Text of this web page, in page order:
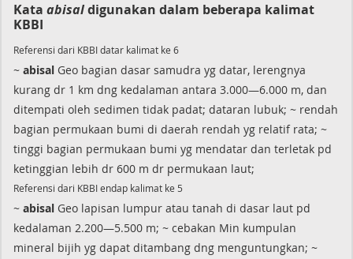
Kata abisaldigunakan dalam beberapa kalimat
KBBI
Referensi dari KBBI datar kalimat ke 6
~ abisal Geo bagian dasar samudra yg datar, lerengnya
kurang dr 1 km dng kedalaman antara 3.000—6.000 m, dan
ditempati oleh sedimen tidak padat; dataran lubuk; ~ rendah
bagian permukaan bumi di daerah rendah yg relatif rata; ~
tinggi bagian permukaan bumi yg mendatar dan terletak pd
ketinggian lebih dr 600 m dr permukaan laut;
Referensi dari KBBI endap kalimat ke 5
~ abisal Geo lapisan lumpur atau tanah di dasar laut pd
kedalaman 2.200—5.500 m; ~ cebakan Min kumpulan
mineral bijih yg dapat ditambang dng menguntungkan; ~